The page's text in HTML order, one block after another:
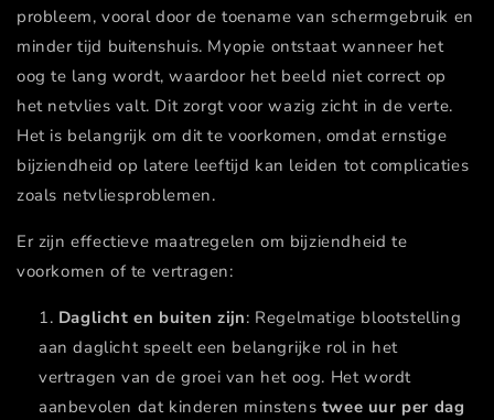
probleem, vooral door de toename van schermgebruik en
minder tijd buitenshuis. Myopie ontstaat wanneer het
oog te lang wordt, waardoor het beeld niet correct op
het netvlies valt. Dit zorgt voor wazig zicht in de verte.
Het is belangrijk om dit te voorkomen, omdat ernstige
bijziendheid op latere leeftijd kan leiden tot complicaties
zoals netvliesproblemen.
Er zijn effectieve maatregelen om bijziendheid te
voorkomen of te vertragen:
Daglicht en buiten zijn: Regelmatige blootstelling
aan daglicht speelt een belangrijke rol in het
vertragen van de groei van het oog. Het wordt
aanbevolen dat kinderen minstens twee uur per dag